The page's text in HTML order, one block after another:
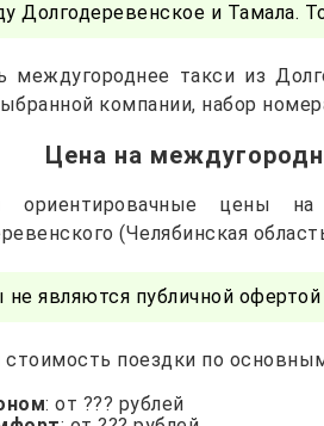
Долгодеревенское и Тамала.
междугороднее такси из
компании, набор
Цена на
ориентировачные цены
(Челябинская
не являются публичной
стоимость поездки по
: от ??? рублей